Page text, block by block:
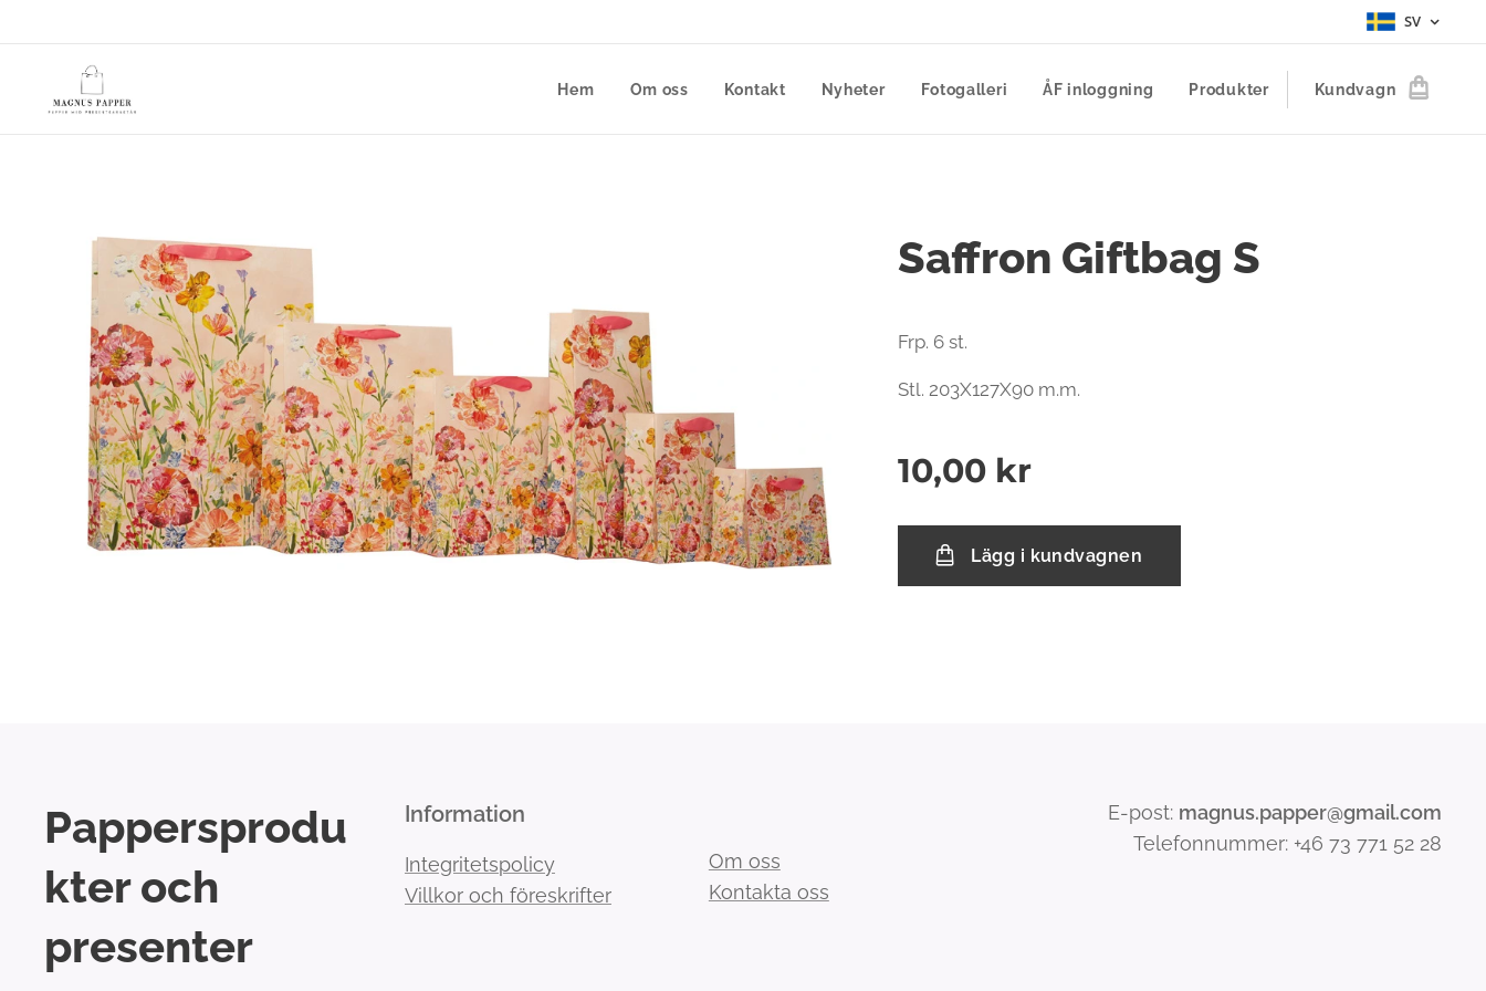
SV
Hem Om oss Kontakt Nyheter Fotogalleri ÅF inloggning Produkter Kundvagn
Saffron Giftbag S
Frp. 6 st.
Stl. 203X127X90 m.m.
10,00 kr
Lägg i kundvagnen
Pappersprodu
kter och
presenter
Information
Integritetspolicy
Villkor och föreskrifter
Om oss
Kontakta oss
E-post: magnus.papper@gmail.com
Telefonnummer: +46 73 771 52 28